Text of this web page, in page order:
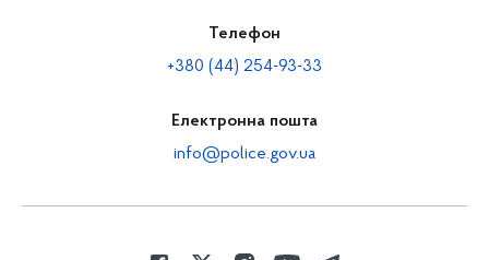
Телефон
+380 (44) 254-93-33
Електронна пошта
info@police.gov.ua